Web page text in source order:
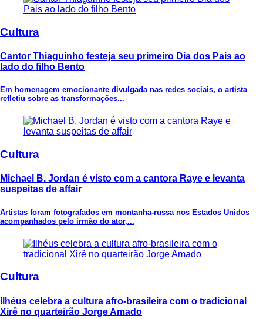
Cultura
Cantor Thiaguinho festeja seu primeiro Dia dos Pais ao
lado do filho Bento
Em homenagem emocionante divulgada nas redes sociais, o artista
refletiu sobre as transformações...
Cultura
Michael B. Jordan é visto com a cantora Raye e levanta
suspeitas de affair
Artistas foram fotografados em montanha-russa nos Estados Unidos
acompanhados pelo irmão do ator,...
Cultura
Ilhéus celebra a cultura afro-brasileira com o tradicional
Xirê no quarteirão Jorge Amado